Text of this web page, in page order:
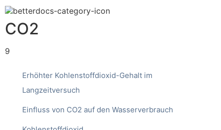
CO2
9
Erhöhter Kohlenstoffdioxid-Gehalt im
Langzeitversuch
Einfluss von CO2 auf den Wasserverbrauch